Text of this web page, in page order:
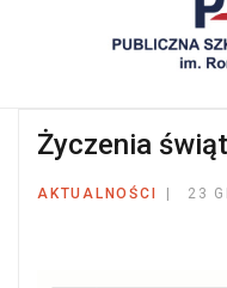
Życzenia
AKTUALNOŚCI 23